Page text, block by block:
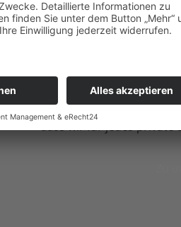
Unterschiedliche
Je nach Einsatzort und
an ein
Videoüberwachung bei
Innenbereich und den
Unsere Produktpalette
dass wir für jedes private